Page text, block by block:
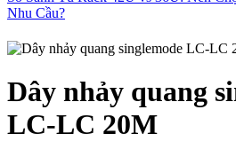
Nhu Cầu?
Dây nhảy quang
LC-LC 20M